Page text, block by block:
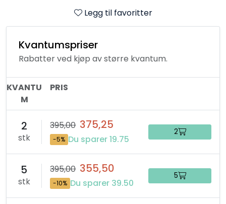
Legg til favoritter
Kvantumspriser
Rabatter ved kjøp av større kvantum.
KVANTU
M
PRIS
2
stk
395,00 375,25
-5% Du sparer 19.75
2
5
stk
395,00 355,50
-10% Du sparer 39.50
5